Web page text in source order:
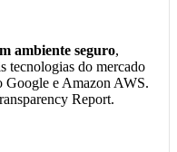
ambiente seguro,
tecnologias do mercado
Google e Amazon AWS.
Report.